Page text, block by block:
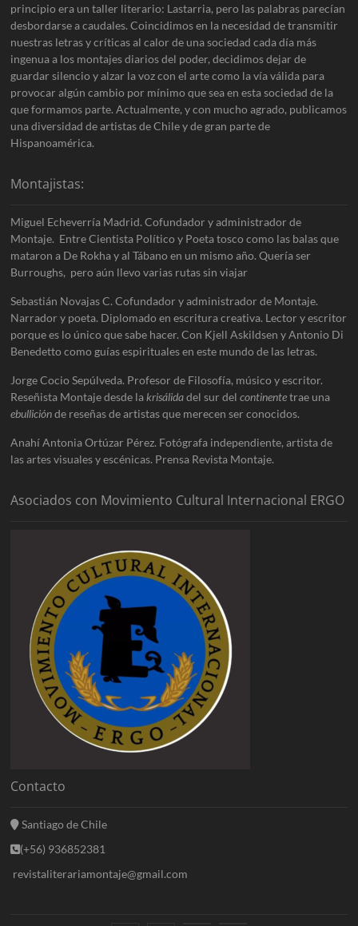
principio era un taller literario: Lastarria, pero las palabras parecían
desbordarse a caudales. Coincidimos en la necesidad de transmitir
nuestras letras y críticas al calor de una sociedad cada día más
ingenua a los montajes diarios del poder, decidimos dejar de
guardar silencio y alzar la voz con el arte como la vía válida para
provocar algún cambio por mínimo que sea en esta sociedad de la
que formamos parte. Actualmente, y con mucho agrado, publicamos
una diversidad de artistas de Chile y de gran parte de
Hispanoamérica.
Montajistas:
Miguel Echeverría Madrid. Cofundador y administrador de
Montaje. Entre Cientista Político y Poeta tosco como las balas que
mataron a De Rokha y al Tábano en un mismo año. Quería ser
Burroughs, pero aún llevo varias rutas sin viajar
Sebastián Novajas C. Cofundador y administrador de Montaje.
Narrador y poeta. Diplomado en escritura creativa. Lector y escritor
porque es lo único que sabe hacer. Con Kjell Askildsen y Antonio Di
Benedetto como guías espirituales en este mundo de las letras.
Jorge Cocio Sepúlveda. Profesor de Filosofía, músico y escritor.
Reseñista Montaje desde lakrisálidadel sur delcontinentetrae una
ebulliciónde reseñas de artistas que merecen ser conocidos.
Anahí Antonia Ortúzar Pérez. Fotógrafa independiente, artista de
las artes visuales y escénicas. Prensa Revista Montaje.
Asociados con Movimiento Cultural Internacional ERGO
Contacto
Santiago de Chile
(+56) 936852381
revistaliterariamontaje@gmail.com